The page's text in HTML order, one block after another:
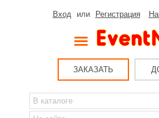
Вход или Регистрация
ЗАКАЗАТЬ